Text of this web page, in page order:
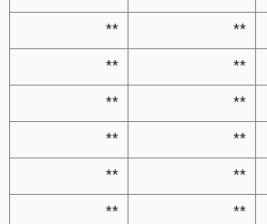
**
**
**
**
**
**
**
**
**
**
**
**